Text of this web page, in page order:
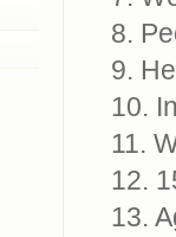
8.
9.
10.
11.
12.
13.